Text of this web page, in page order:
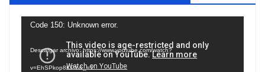
Reproductor
vídeo
Code 150: Unknown error.
Descargar archivo: https://www.youtube.com/watch?
v=EhSPkop8KPY&_=1